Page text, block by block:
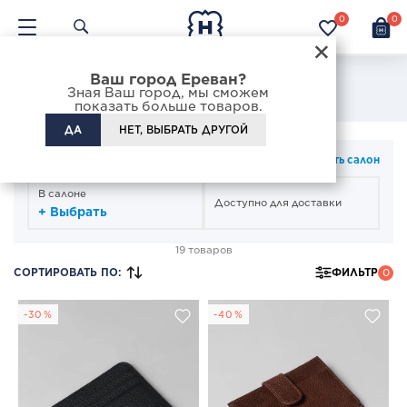
×
Ваш город Ереван?
Зная Ваш город, мы сможем
показать больше товаров.
ДА НЕТ, ВЫБРАТЬ ДРУГОЙ
0 0
Визитницы
Изменить салон
В салоне
+ Выбрать
Доступно для доставки
СОРТИРОВАТЬ ПО:
19 товаров
ФИЛЬТР 0
-30% -40%